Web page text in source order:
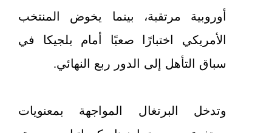
أوروبية مرتقبة، بينما يخوض المنتخب
الأمريكي اختبارًا صعبًا أمام بلجيكا في
سباق التأهل إلى الدور ربع النهائي.
وتدخل البرتغال المواجهة بمعنويات